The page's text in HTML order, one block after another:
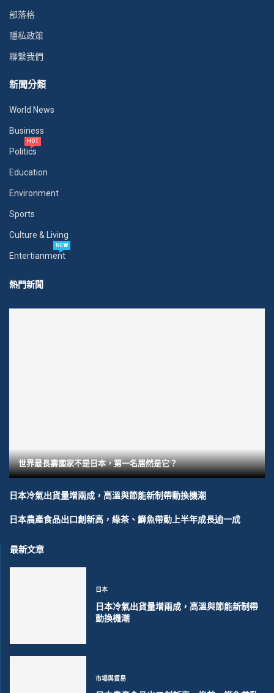
部落格
隱私政策
聯繫我們
新聞分類
World News
Business
Politics
HOT
Education
Environment
Sports
Culture & Living
Entertianment
NEW
熱門新聞
世界最長壽國家不是日本，第一名居然是它？
日本冷氣出貨量增兩成，高溫與節能新制帶動換機潮
日本農產食品出口創新高，綠茶、鰤魚帶動上半年成長逾一成
最新文章
日本
日本冷氣出貨量增兩成，高溫與節能新制帶
動換機潮
市場與貿易